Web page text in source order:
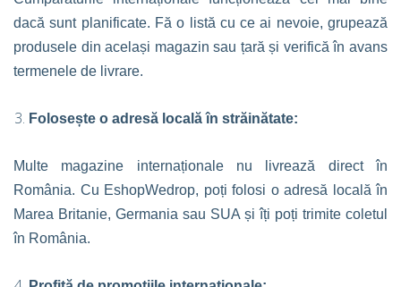
dacă sunt planificate. Fă o listă cu ce ai nevoie, grupează
produsele din același magazin sau țară și verifică în avans
termenele de livrare.
Folosește o adresă locală în străinătate:
Multe magazine internaționale nu livrează direct în
România. Cu EshopWedrop, poți folosi o adresă locală în
Marea Britanie, Germania sau SUA și îți poți trimite coletul
în România.